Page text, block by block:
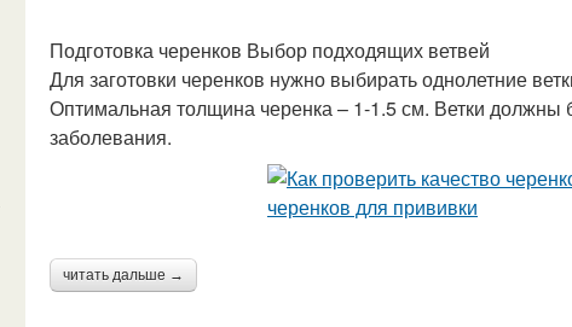
Подготовка черенков Выбор подходящих ветвей
Для заготовки черенков нужно выбирать однолетние
Оптимальная толщина черенка – 1-1.5 см. Ветки
заболевания.
читать дальше →